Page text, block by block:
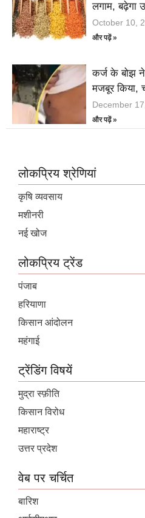
लगाम, बढ़ेगा
October 10,
और पढ़ें »
कर्ज के बोझ
मजबूर किया,
December
और पढ़ें »
लोकप्रिय श्रेणियां
कृषि व्यवसाय
मशीनरी
नई खोज
लोकप्रिय ट्रेंड
पंजाब
हरियाणा
किसान आंदोलन
महंगाई
ट्रेंडिंग विषयें
मुद्रा स्फ़ीति
किसान विरोध
महाराष्ट्र
उत्तर प्रदेश
वेब पर चर्चित
बारिश